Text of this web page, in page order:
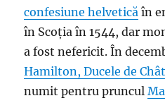
confesiune helvetică în
în Scoția în 1544, dar
a fost nefericit. În
Hamilton, Ducele de
numit pentru pruncul